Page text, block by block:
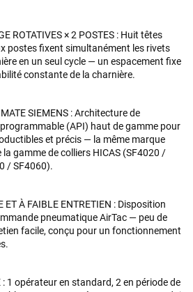
ROTATIVES × 2 POSTES : Huit têtes
postes fixent simultanément les rivets
en un seul cycle — un espacement fixe
constante de la charnière.
SIEMENS : Architecture de
(API) haut de gamme pour
et précis — la même marque
la gamme de colliers HICAS (SF4020 /
/ SF4060).
ET À FAIBLE ENTRETIEN : Disposition
pneumatique AirTac — peu de
facile, conçu pour un fonctionnement
: 1 opérateur en standard, 2 en période de